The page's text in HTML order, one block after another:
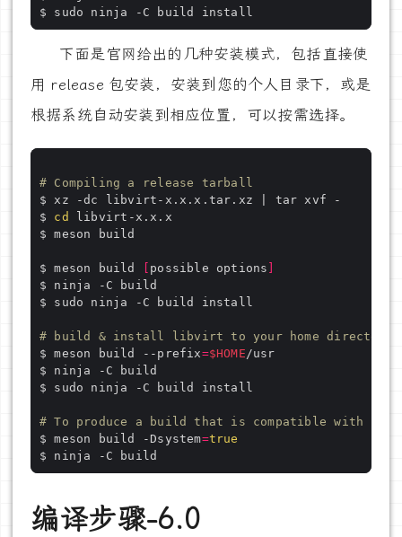
下面是官网给出的几种安装模式，包括直接使
用 release 包安装，安装到您的个人目录下，或是
根据系统自动安装到相应位置，可以按需选择。
# Compiling a release tarball
$ cd
$ meson build possible options
# build & install libvirt to your home directory
$ meson build --prefix=$HOME
# To produce a build that is compatible with
$ meson build -Dsystem=true
编译步骤-6.0